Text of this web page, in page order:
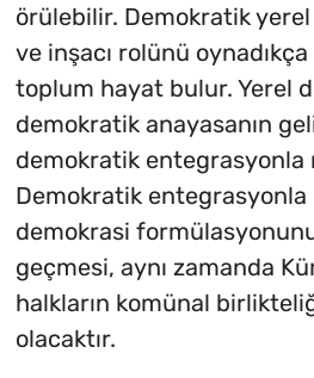
örülebilir. Demokratik
ve inşacı rolünü
toplum hayat bulur. Yerel
demokratik anayasanın
demokratik entegrasyonla
Demokratik entegrasyonla
demokrasi
geçmesi, aynı zamanda
halkların komünal
olacaktır.